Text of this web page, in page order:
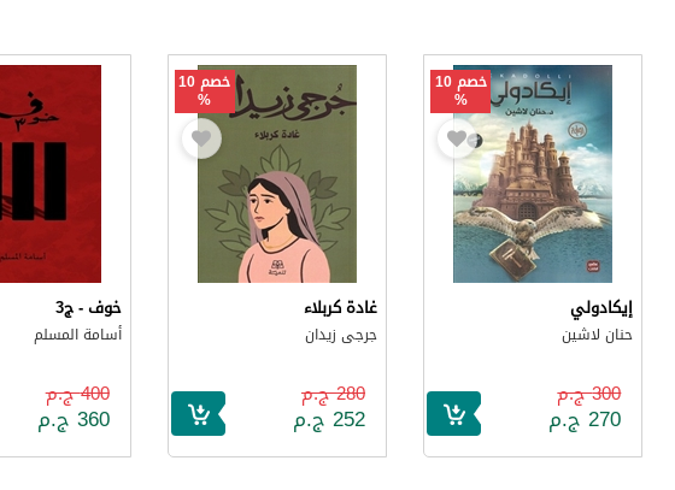
خصم 10
%
إيكادولي
حنان لاشين
300 ج.م
270 ج.م
خصم 10
%
غادة كربلاء
جرجى زيدان
280 ج.م
252 ج.م
خوف - ج3
أسامة المسلم
400 ج.م
360 ج.م